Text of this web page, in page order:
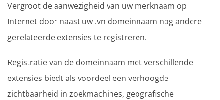
Vergroot de aanwezigheid van uw merknaam op
Internet door naast uw .vn domeinnaam nog andere
gerelateerde extensies te registreren.
Registratie van de domeinnaam met verschillende
extensies biedt als voordeel een verhoogde
zichtbaarheid in zoekmachines, geografische